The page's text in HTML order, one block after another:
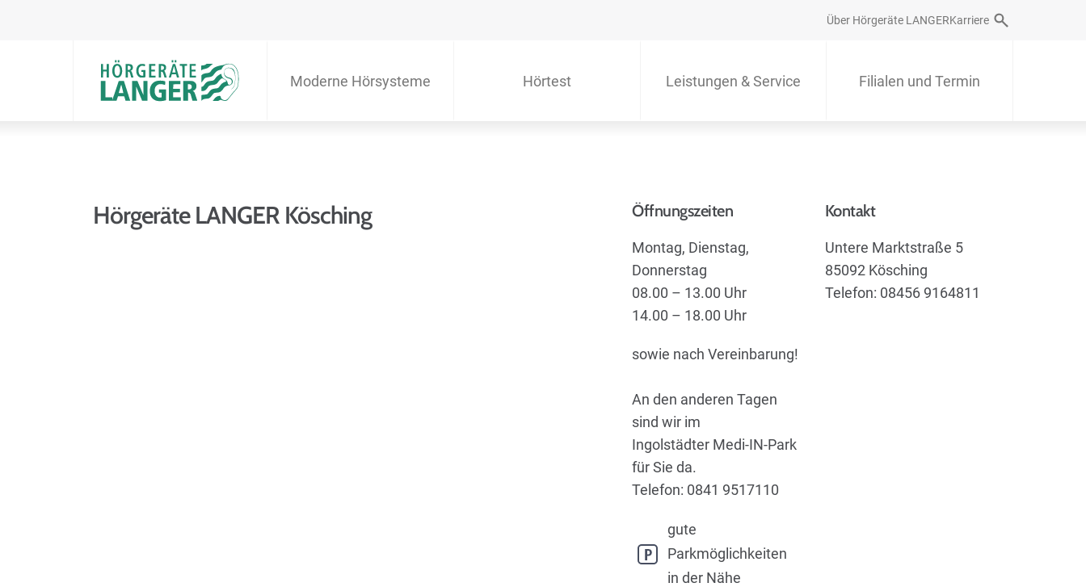
Über Hörgeräte LANGERKarriere
Moderne Hörsysteme Hörtest Leistungen & Service Filialen und Termin
Hörgeräte LANGER Kösching Öffnungszeiten
Montag, Dienstag,
Donnerstag
08.00 – 13.00 Uhr
14.00 – 18.00 Uhr
sowie nach Vereinbarung!
An den anderen Tagen
sind wir im
Ingolstädter Medi-IN-Park
für Sie da.
Telefon: 0841 9517110
gute
Parkmöglichkeiten
in der Nähe
Kontakt
Untere Marktstraße 5
85092 Kösching
Telefon: 08456 9164811